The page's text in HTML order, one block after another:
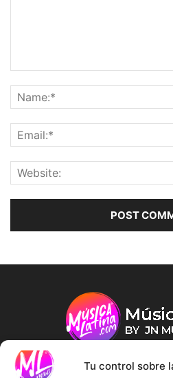
Tu control sobre